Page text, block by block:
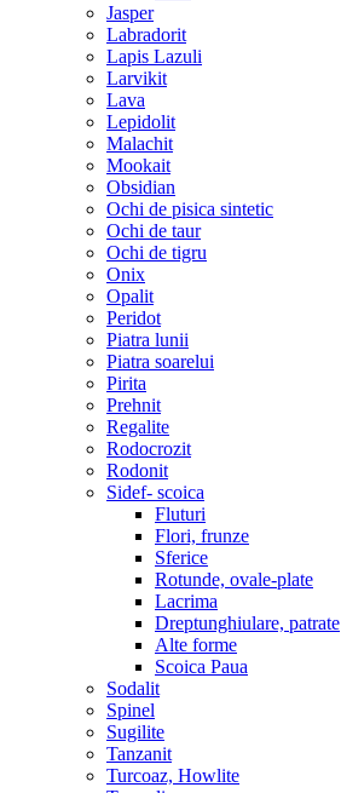
Jasper
Labradorit
Lapis Lazuli
Larvikit
Lava
Lepidolit
Malachit
Mookait
Obsidian
Ochi de pisica sintetic
Ochi de taur
Ochi de tigru
Onix
Opalit
Peridot
Piatra lunii
Piatra soarelui
Pirita
Prehnit
Regalite
Rodocrozit
Rodonit
Sidef- scoica
Fluturi
Flori, frunze
Sferice
Rotunde, ovale-plate
Lacrima
Dreptunghiulare, patrate
Alte forme
Scoica Paua
Sodalit
Spinel
Sugilite
Tanzanit
Turcoaz, Howlite